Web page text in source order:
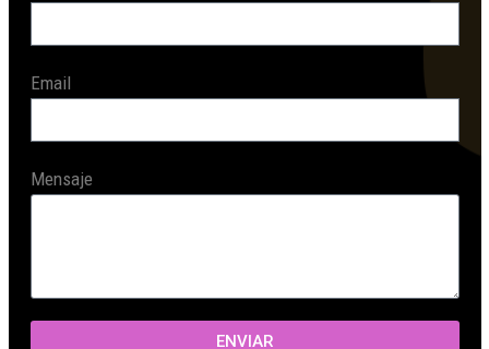
Email
Mensaje
ENVIAR